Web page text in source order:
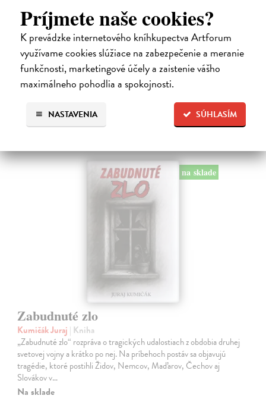
Príjmete naše cookies?
K prevádzke internetového kníhkupectva Artforum
využívame cookies slúžiace na zabezpečenie a meranie
funkčnosti, marketingové účely a zaistenie vášho
maximálneho pohodlia a spokojnosti.
SÚHLASÍM
NASTAVENIA
Kolotočárka
Wernerová Jana| Kniha
Tam, kde sa radosť zo slobodného pohybu a dobrodružstva prelína s
pocitom vyčlenenia. Tam, kde rastie starý gaštan a okolo neho sa krúti
život dievčatka, ktoré od svojej starej mamy dostalo meno Zelinka.…
Na sklade
15,21 €
16,90 € ?
na sklade
Zabudnuté zlo
Kumičák Juraj | Kniha
„Zabudnuté zlo“ rozpráva o tragických udalostiach z obdobia druhej
svetovej vojny a krátko po nej. Na príbehoch postáv sa objavujú
tragédie, ktoré postihli Židov, Nemcov, Maďarov, Čechov aj
Slovákov v…
Na sklade